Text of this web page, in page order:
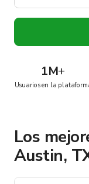
1M+
Usuarios en la
Los
Austin,